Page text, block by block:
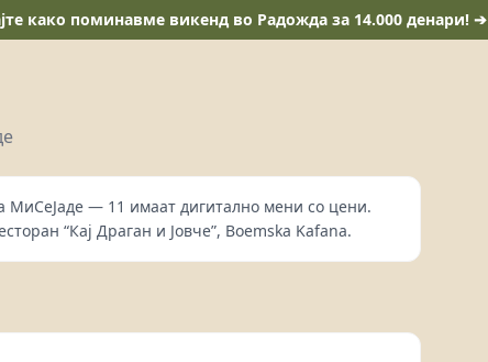
како поминавме викенд во Радожда за 14.000 денари! ➔
МиСеЈаде — 11 имаат дигитално мени со цени.
“Кај Драган и Јовче”, Boemska Kafana.